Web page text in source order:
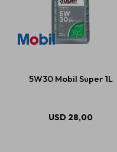
5W30 Mobil Super 1L
USD 28,00